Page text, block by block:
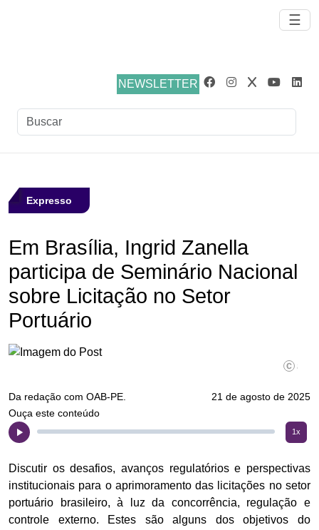
☰
NEWSLETTER
Expresso
Em Brasília, Ingrid Zanella
participa de Seminário Nacional
sobre Licitação no Setor
Portuário
Eugenio
Da redação com OAB-PE.
21 de agosto de 2025
Ouça este conteúdo
1x
Discutir os desafios, avanços regulatórios e perspectivas
institucionais para o aprimoramento das licitações no setor
portuário brasileiro, à luz da concorrência, regulação e
controle externo. Estes são alguns dos objetivos do